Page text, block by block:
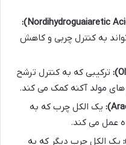
به کنترل چربی و کاهش
ترکیبی که به کنترل ترشح
مولد آکنه کمک می کند.
یک الکل چرب که به
عمل می کند.
یک الکل چرب دیگر که به